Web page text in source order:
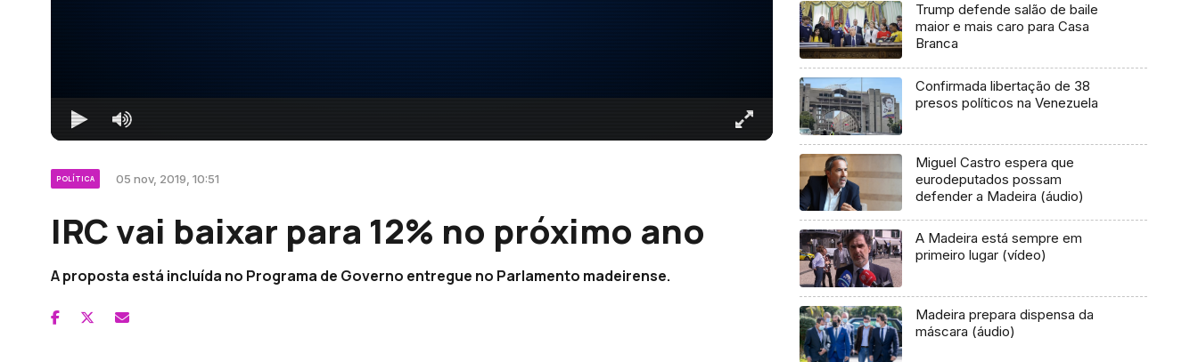
POLÍTICA 05 nov, 2019, 10:51
IRC vai baixar para 12% no próximo ano
A proposta está incluída no Programa de Governo entregue no Parlamento madeirense.
Trump defende salão de baile
maior e mais caro para Casa
Branca
Confirmada libertação de 38
presos políticos na Venezuela
Miguel Castro espera que
eurodeputados possam
defender a Madeira (áudio)
A Madeira está sempre em
primeiro lugar (vídeo)
Madeira prepara dispensa da
máscara (áudio)